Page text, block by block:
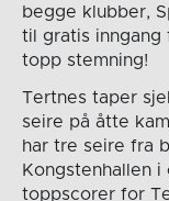
begge klubber,
til gratis inngang
topp stemning!
Tertnes taper
seire på åtte
har tre seire fra
Kongstenhallen
toppscorer for